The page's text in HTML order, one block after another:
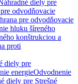
diely pre
odvodňovacie
pre odvodňovacie
hluku šíreného
konštrukciou a
proti
diely pre
energieOdvodnenie
diely pre Strešné